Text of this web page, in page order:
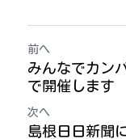
前へ
みんなでカン
で開催します
次へ
島根日日新聞